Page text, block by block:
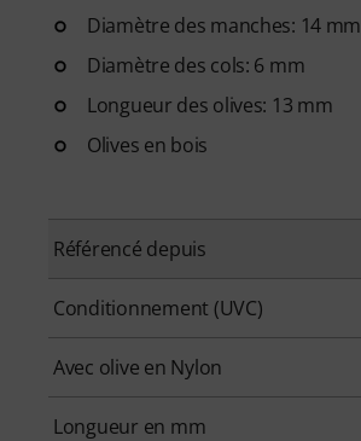
Diamètre des manches: 14 mm
Diamètre des cols: 6 mm
Longueur des olives: 13 mm
Olives en bois
Référencé depuis
Conditionnement (UVC)
Avec olive en Nylon
Longueur en mm